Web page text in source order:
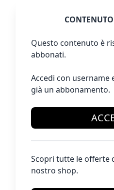
Questo contenuto è
abbonati.
Accedi con username
già un abbonamento.
Scopri tutte le offerte
nostro shop.